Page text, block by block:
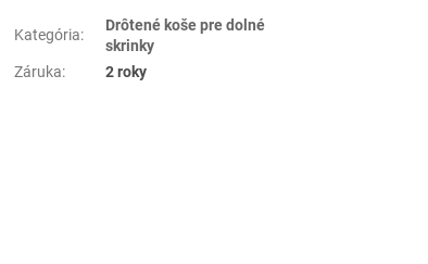
Kategória:
Drôtené koše pre dolné
skrinky
Záruka: 2 roky